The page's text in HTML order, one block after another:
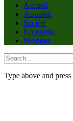
Accueil
Actualité
Société
Economie
Politique
Type above and press